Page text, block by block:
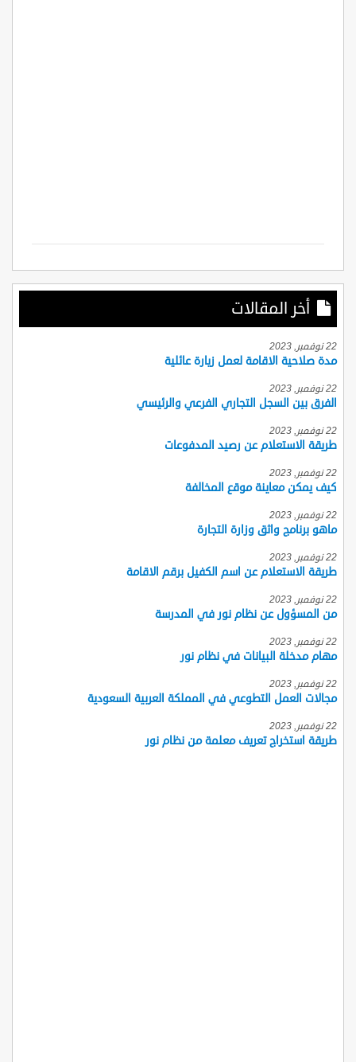
أخر المقالات
22 نوفمبر, 2023
مدة صلاحية الاقامة لعمل زيارة عائلية
22 نوفمبر, 2023
الفرق بين السجل التجاري الفرعي والرئيسي
22 نوفمبر, 2023
طريقة الاستعلام عن رصيد المدفوعات
22 نوفمبر, 2023
كيف يمكن معاينة موقع المخالفة
22 نوفمبر, 2023
ماهو برنامج واثق وزارة التجارة
22 نوفمبر, 2023
طريقة الاستعلام عن اسم الكفيل برقم الاقامة
22 نوفمبر, 2023
من المسؤول عن نظام نور في المدرسة
22 نوفمبر, 2023
مهام مدخلة البيانات في نظام نور
22 نوفمبر, 2023
مجالات العمل التطوعي في المملكة العربية السعودية
22 نوفمبر, 2023
طريقة استخراج تعريف معلمة من نظام نور